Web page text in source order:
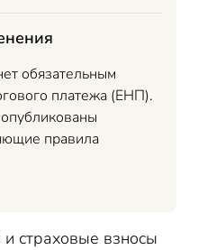
обязательным
платежа (ЕНП).
правила
страховые взносы